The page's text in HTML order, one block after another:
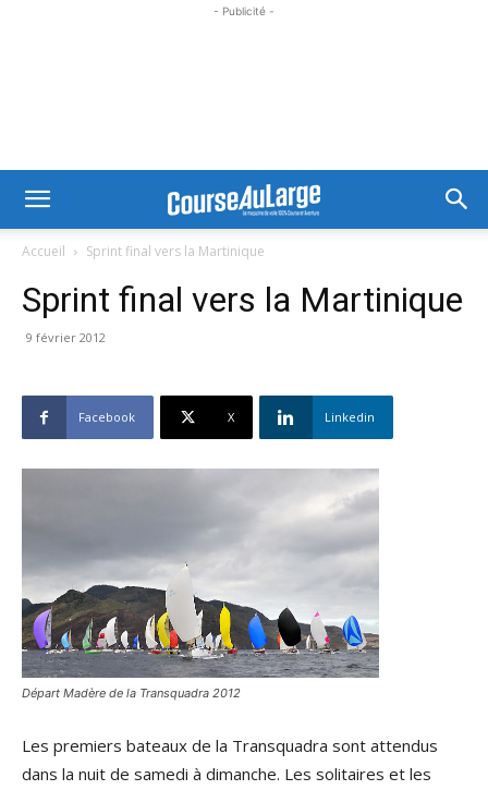
- Publicité -
Accueil Sprint final vers la Martinique
Sprint final vers la Martinique
9 février 2012
Facebook X Linkedin
Départ Madère de la Transquadra 2012
Les premiers bateaux de la Transquadra sont attendus
dans la nuit de samedi à dimanche. Les solitaires et les